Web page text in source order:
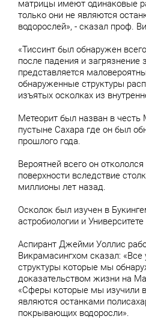
матрицы имеют одинаковые
только они не являются
водорослей», - сказал проф.
«Тиссинт был обнаружен
после падения и
представляется
обнаруженные структуры
изъятых осколках из
Метеорит был назван в честь
пустыне Сахара где он был
прошлого года.
Вероятней всего он
поверхности вследствие
миллионы лет назад.
Осколок был изучен в
астробиологии и
Аспирант Джейми Уоллис
Викрамасингхом сказал: «Все
структуры которые мы
доказательством жизни на
«Сферы которые мы изучили
являются останками
покрывающих водоросли».